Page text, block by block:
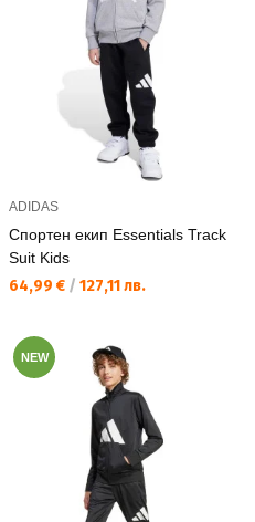
ADIDAS
Спортен екип Essentials Track
Suit Kids
Текуща цена:
64,99 € / 127,11 лв.
NEW